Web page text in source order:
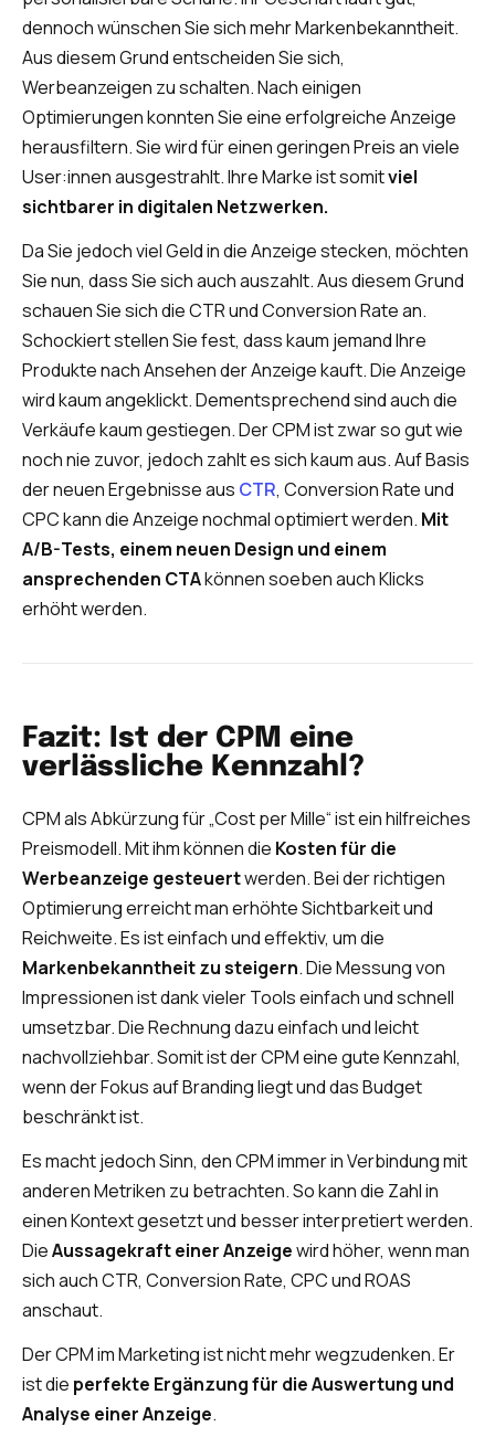
dennoch wünschen Sie sich mehr Markenbekanntheit.
Aus diesem Grund entscheiden Sie sich,
Werbeanzeigen zu schalten. Nach einigen
Optimierungen konnten Sie eine erfolgreiche Anzeige
herausfiltern. Sie wird für einen geringen Preis an viele
User:innen ausgestrahlt. Ihre Marke ist somitviel
sichtbarer in digitalen Netzwerken.
Da Sie jedoch viel Geld in die Anzeige stecken, möchten
Sie nun, dass Sie sich auch auszahlt. Aus diesem Grund
schauen Sie sich die CTR und Conversion Rate an.
Schockiert stellen Sie fest, dass kaum jemand Ihre
Produkte nach Ansehen der Anzeige kauft. Die Anzeige
wird kaum angeklickt. Dementsprechend sind auch die
Verkäufe kaum gestiegen. Der CPM ist zwar so gut wie
noch nie zuvor, jedoch zahlt es sich kaum aus. Auf Basis
der neuen Ergebnisse aus CTR, Conversion Rate und
CPC kann die Anzeige nochmal optimiert werden. Mit
A/B-Tests, einem neuen Design und einem
ansprechenden CTAkönnen soeben auch Klicks
erhöht werden.
Fazit: Ist der CPM eine
verlässliche Kennzahl?
CPM als Abkürzung für „Cost per Mille“ ist ein hilfreiches
Preismodell. Mit ihm können die Kosten für die
Werbeanzeige gesteuertwerden. Bei der richtigen
Optimierung erreicht man erhöhte Sichtbarkeit und
Reichweite. Es ist einfach und effektiv, um die
Markenbekanntheit zu steigern. Die Messung von
Impressionen ist dank vieler Tools einfach und schnell
umsetzbar. Die Rechnung dazu einfach und leicht
nachvollziehbar. Somit ist der CPM eine gute Kennzahl,
wenn der Fokus auf Branding liegt und das Budget
beschränkt ist.
Es macht jedoch Sinn, den CPM immer in Verbindung mit
anderen Metriken zu betrachten. So kann die Zahl in
einen Kontext gesetzt und besser interpretiert werden.
DieAussagekraft einer Anzeigewird höher, wenn man
sich auch CTR, Conversion Rate, CPC und ROAS
anschaut.
Der CPM im Marketing ist nicht mehr wegzudenken. Er
ist die perfekte Ergänzung für die Auswertung und
Analyse einer Anzeige.